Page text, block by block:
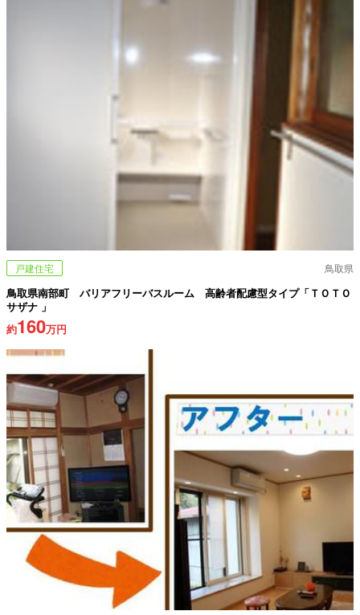
戸建住宅 鳥取県
鳥取県南部町 バリアフリーバスルーム 高齢者配慮型タイプ「ＴＯＴＯ
サザナ 」
約160万円